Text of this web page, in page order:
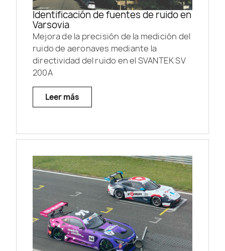
Identificación de fuentes de ruido en
Varsovia
Mejora de la precisión de la medición del
ruido de aeronaves mediante la
directividad del ruido en el SVANTEK SV
200A
Leer más